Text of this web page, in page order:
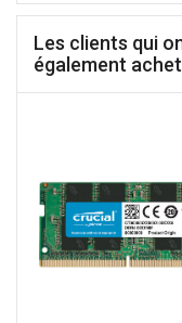
Les clients qui
également